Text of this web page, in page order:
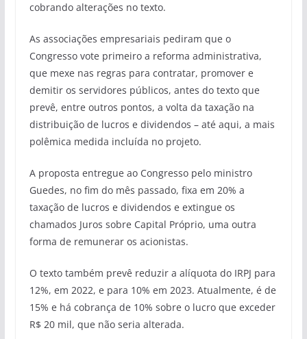
cobrando alterações no texto.
As associações empresariais pediram que o
Congresso vote primeiro a reforma administrativa,
que mexe nas regras para contratar, promover e
demitir os servidores públicos, antes do texto que
prevê, entre outros pontos, a volta da taxação na
distribuição de lucros e dividendos – até aqui, a mais
polêmica medida incluída no projeto.
A proposta entregue ao Congresso pelo ministro
Guedes, no fim do mês passado, fixa em 20% a
taxação de lucros e dividendos e extingue os
chamados Juros sobre Capital Próprio, uma outra
forma de remunerar os acionistas.
O texto também prevê reduzir a alíquota do IRPJ para
12%, em 2022, e para 10% em 2023. Atualmente, é de
15% e há cobrança de 10% sobre o lucro que exceder
R$ 20 mil, que não seria alterada.